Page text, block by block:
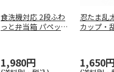
食洗機対応 2段ふわ
っと弁当箱 パペッ
1,980円
忍たま乱
カップ・
1,650円